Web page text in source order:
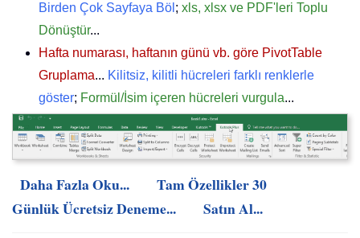
Birden Çok Sayfaya Böl ; xls, xlsx ve PDF'leri Toplu
Dönüştür...
Hafta numarası, haftanın günü vb. göre PivotTable
Gruplama... Kilitsiz, kilitli hücreleri farklı renklerle
göster; Formül/İsim içeren hücreleri vurgula...
Daha Fazla Oku...
Tam Özellikler 30
Günlük Ücretsiz Deneme...
Satın Al...